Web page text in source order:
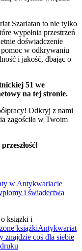
Szarlatan to nie tylko
wypełnia przestrzeń
doświadczenie
w odkrywaniu
i jakość, dbając o
51 we
na tej stronie.
Odkryj z nami
zagościła w Twoim
w Antykwariacie
i świadectwa
książki i
Antykwariat
znajdzie coś dla siebie